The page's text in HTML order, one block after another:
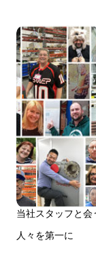
当社スタッフと
人々を第一に